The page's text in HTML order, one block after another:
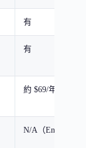
有
有
約 $69/年
N/A（Envato）